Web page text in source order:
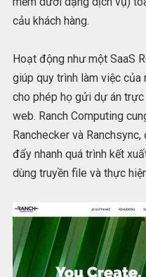
cảu khách hàng.
Hoạt động như một SaaS
giúp quy trình làm việc
cho phép họ gửi dự án
web. Ranch Computing
Ranchecker và
đẩy nhanh quá trình kết
dùng truyền file và thực